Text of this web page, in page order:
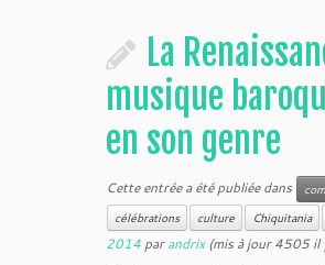
La
musique
en son genre
Cette entrée a été publiée dans
célébrations culture Chiquitania
2014 parandrix(mis à jour 4505 il